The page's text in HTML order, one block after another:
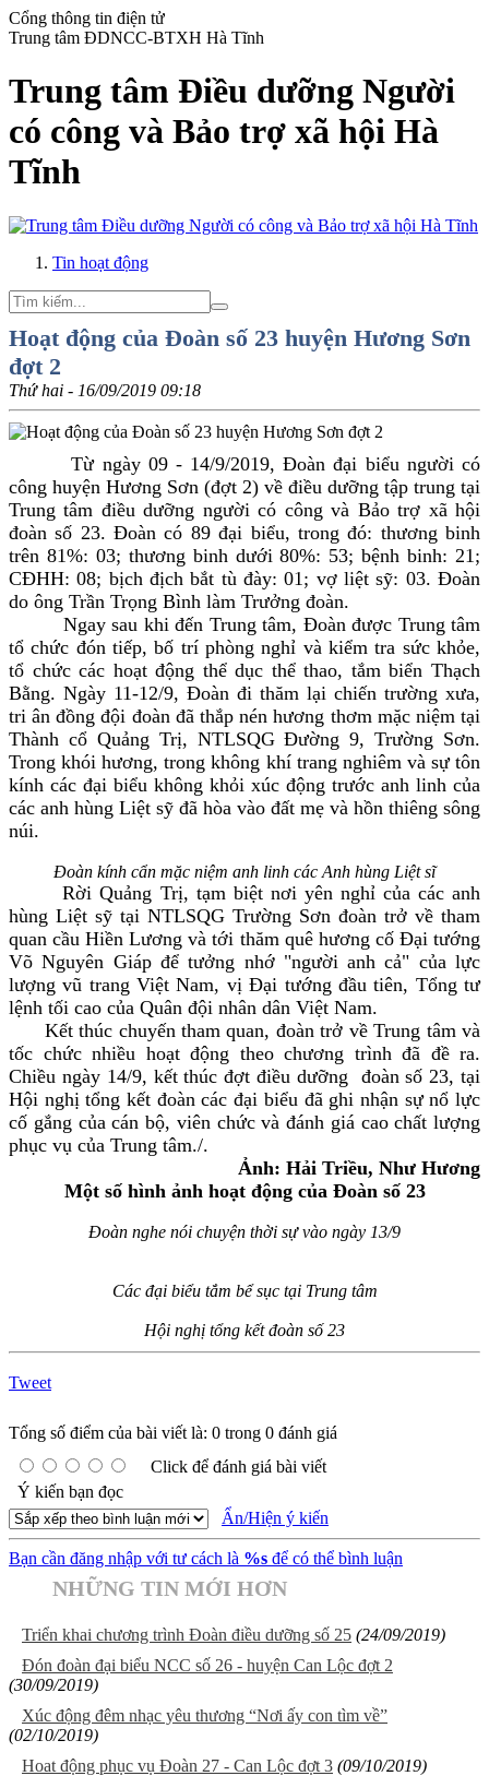
Cổng thông tin điện tử
Trung tâm ĐDNCC-BTXH Hà Tĩnh
Trung tâm Điều dưỡng Người
có công và Bảo trợ xã hội Hà
Tĩnh
Tin hoạt động
Hoạt động của Đoàn số 23 huyện Hương Sơn
đợt 2
Thứ hai - 16/09/2019 09:18
Từ ngày 09 - 14/9/2019, Đoàn đại biểu người có
công huyện Hương Sơn (đợt 2) về điều dưỡng tập trung tại
Trung tâm điều dưỡng người có công và Bảo trợ xã hội
đoàn số 23. Đoàn có 89 đại biểu, trong đó: thương binh
trên 81%: 03; thương binh dưới 80%: 53; bệnh binh: 21;
CĐHH: 08; bịch địch bắt tù đày: 01; vợ liệt sỹ: 03. Đoàn
do ông Trần Trọng Bình làm Trưởng đoàn.
Ngay sau khi đến Trung tâm, Đoàn được Trung tâm
tổ chức đón tiếp, bố trí phòng nghỉ và kiểm tra sức khỏe,
tổ chức các hoạt động thể dục thể thao, tắm biển Thạch
Bằng. Ngày 11-12/9, Đoàn đi thăm lại chiến trường xưa,
tri ân đồng đội đoàn đã thắp nén hương thơm mặc niệm tại
Thành cổ Quảng Trị, NTLSQG Đường 9, Trường Sơn.
Trong khói hương, trong không khí trang nghiêm và sự tôn
kính các đại biểu không khỏi xúc động trước anh linh của
các anh hùng Liệt sỹ đã hòa vào đất mẹ và hồn thiêng sông
núi.
Đoàn kính cẩn mặc niệm anh linh các Anh hùng Liệt sĩ
Rời Quảng Trị, tạm biệt nơi yên nghỉ của các anh
hùng Liệt sỹ tại NTLSQG Trường Sơn đoàn trở về tham
quan cầu Hiền Lương và tới thăm quê hương cố Đại tướng
Võ Nguyên Giáp để tưởng nhớ "người anh cả" của lực
lượng vũ trang Việt Nam, vị Đại tướng đầu tiên, Tổng tư
lệnh tối cao của Quân đội nhân dân Việt Nam.
Kết thúc chuyến tham quan, đoàn trở về Trung tâm và
tốc chức nhiều hoạt động theo chương trình đã đề ra.
Chiều ngày 14/9, kết thúc đợt điều dưỡng đoàn số 23, tại
Hội nghị tổng kết đoàn các đại biểu đã ghi nhận sự nổ lực
cố gắng của cán bộ, viên chức và đánh giá cao chất lượng
phục vụ của Trung tâm./.
Ảnh: Hải Triều, Như Hương
Một số hình ảnh hoạt động của Đoàn số 23
Đoàn nghe nói chuyện thời sự vào ngày 13/9
Các đại biểu tắm bể sục tại Trung tâm
Hội nghị tổng kết đoàn số 23
Tweet
Tổng số điểm của bài viết là: 0 trong 0 đánh giá
Click để đánh giá bài viết
Ý kiến bạn đọc
Ẩn/Hiện ý kiến
Bạn cần đăng nhập với tư cách là %s để có thể bình luận
NHỮNG TIN MỚI HƠN
Triển khai chương trình Đoàn điều dưỡng số 25 (24/09/2019)
Đón đoàn đại biểu NCC số 26 - huyện Can Lộc đợt 2
(30/09/2019)
Xúc động đêm nhạc yêu thương “Nơi ấy con tìm về”
(02/10/2019)
Hoat động phục vụ Đoàn 27 - Can Lộc đợt 3 (09/10/2019)